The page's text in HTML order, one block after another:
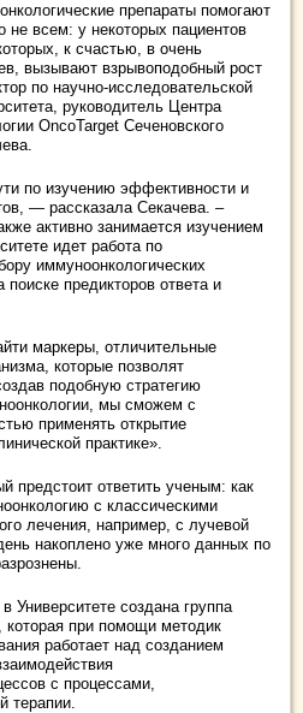
препараты помогают
не всем: у некоторых пациентов
к счастью, в очень
вызывают взрывоподобный рост
по научно-исследовательской
руководитель Центра
OncoTarget Сеченовского
по изучению эффективности и
— рассказала Секачева. –
активно занимается изучением
идет работа по
иммуноонкологических
предикторов ответа и
маркеры, отличительные
которые позволят
подобную стратегию
мы сможем с
применять открытие
практике».
предстоит ответить ученым: как
с классическими
лечения, например, с лучевой
накоплено уже много данных по
Университете создана группа
которая при помощи методик
работает над созданием
с процессами,
терапии.